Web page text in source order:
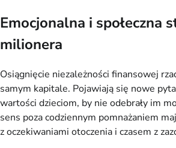
Emocjonalna i społeczna
milionera
Osiągnięcie niezależności finansowej
samym kapitale. Pojawiają się nowe
wartości dzieciom, by nie odebrały im
sens poza codziennym pomnażaniem
z oczekiwaniami otoczenia i czasem z